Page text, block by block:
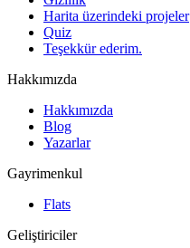
Harita üzerindeki projeler
Quiz
Teşekkür ederim.
Hakkımızda
Hakkımızda
Blog
Yazarlar
Gayrimenkul
Flats
Geliştiriciler